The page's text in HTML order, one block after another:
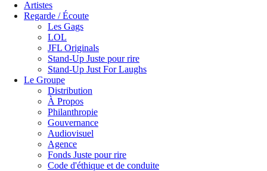
Artistes
Regarde / Écoute
Les Gags
LOL
JFL Originals
Stand-Up Juste pour rire
Stand-Up Just For Laughs
Le Groupe
Distribution
À Propos
Philanthropie
Gouvernance
Audiovisuel
Agence
Fonds Juste pour rire
Code d'éthique et de conduite